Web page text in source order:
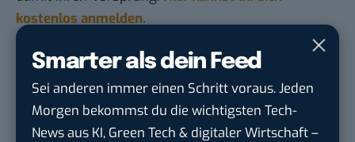
Smarter als dein Feed
Sei anderen immer einen Schritt voraus. Jeden
Morgen bekommst du die wichtigsten Tech-
News aus KI, Green Tech & digitaler Wirtschaft –
kostenlos anmelden.
STELLENANZEIGEN
Social Media Content Creator (m/w/d)
moveUP Media GmbHinDüsseldorf